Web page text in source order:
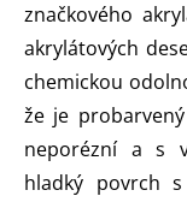
značkového
akrylátových
chemickou
že je
neporézní a s
hladký povrch